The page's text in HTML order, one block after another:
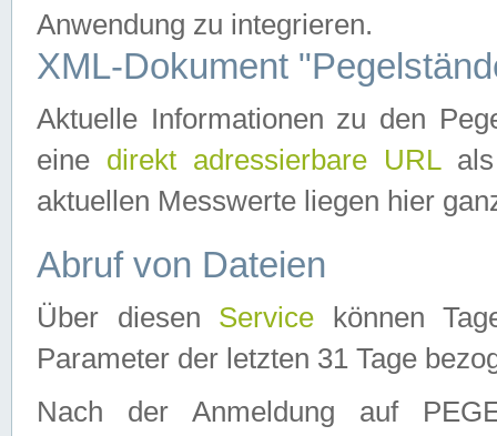
Anwendung zu integrieren.
XML-Dokument
Aktuelle Informationen zu den
eine direkt adressierbare URLals
aktuellen Messwerte liegen hier
Abruf von Dateien
Über diesen Service können
Parameter der letzten 31 Tage
Nach der Anmeldung auf